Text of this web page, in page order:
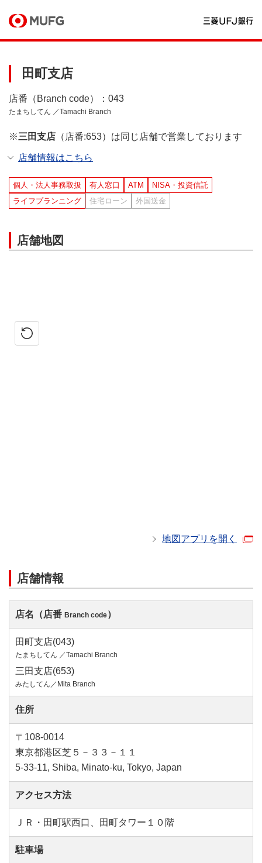
田町支店
店番（Branch code）：043
たまちしてん ／Tamachi Branch
※三田支店 （店番:653）は同じ店舗で営業しております
店舗情報はこちら
個人・法人事務取扱 有人窓口 ATM
NISA・投資信託
ライフプランニング
住宅ローン 外国送金
店舗地図
地図アプリを開く
店舗情報
店名（店番 Branch code）
田町支店(043)
たまちしてん ／Tamachi Branch
三田支店(653)
みたしてん／Mita Branch
住所
〒108-0014
東京都港区芝５－３３－１１
5-33-11, Shiba, Minato-ku, Tokyo, Japan
アクセス方法
ＪＲ・田町駅西口、田町タワー１０階
駐車場